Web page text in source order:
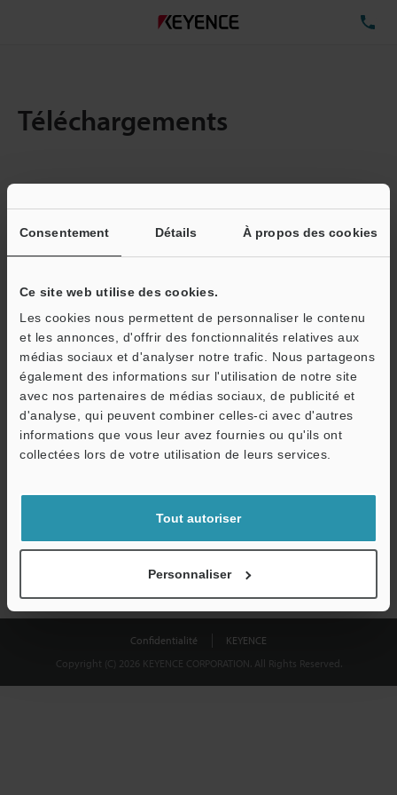
Consentement Détails À propos des cookies
Ce site web utilise des cookies.
Les cookies nous permettent de personnaliser le contenu
et les annonces, d'offrir des fonctionnalités relatives aux
médias sociaux et d'analyser notre trafic. Nous partageons
également des informations sur l'utilisation de notre site
avec nos partenaires de médias sociaux, de publicité et
d'analyse, qui peuvent combiner celles-ci avec d'autres
informations que vous leur avez fournies ou qu'ils ont
collectées lors de votre utilisation de leurs services.
Tout autoriser
Personnaliser
Téléchargements
Quantité : Taille totale des fichiers :17.46MB
Adresse e-mail(obligatoire)
Télécharger
Confidentialité
KEYENCE
Copyright (C) 2026 KEYENCE CORPORATION. All Rights Reserved.